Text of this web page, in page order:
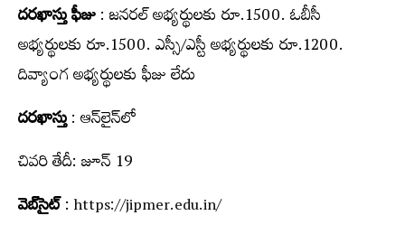
దరఖాస్తు ఫీజు: జ‌న‌ర‌ల్ అభ్యర్థులకు రూ.1500. ఓబీసీ
అభ్యర్థులకు రూ.1500. ఎస్సీ/ఎస్టీ అభ్యర్థులకు రూ.1200.
దివ్యాంగ అభ్యర్థులకు ఫీజు లేదు
దరఖాస్తు: ఆన్‌లైన్‌లో
చివరి తేదీ: జూన్ 19
వెబ్‌సైట్:https://jipmer.edu.in/